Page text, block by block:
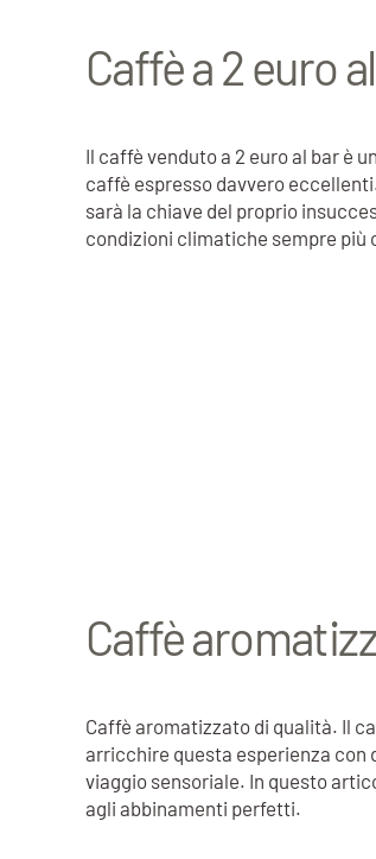
Caffè a 2 euro
Il caffè venduto a 2 euro al bar è
caffè espresso davvero
sarà la chiave del proprio
condizioni climatiche sempre più
Caffè
Caffè aromatizzato di qualità. Il
arricchire questa esperienza con
viaggio sensoriale. In questo
agli abbinamenti perfetti.